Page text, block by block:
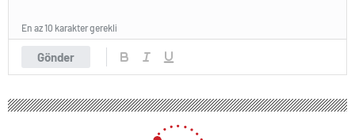
Gönder
En az 10 karakter gerekli